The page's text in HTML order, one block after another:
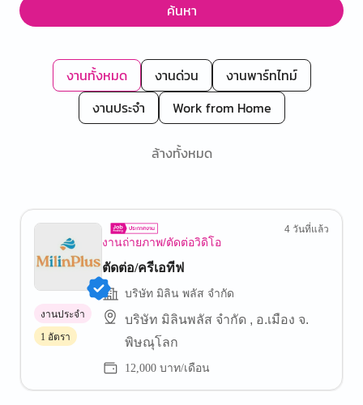
ค้นหา
งานทั้งหมด งานด่วน
งานพาร์ทไทม์
งานประจำ
Work from Home
ล้างทั้งหมด
งานถ่ายภาพ/ตัดต่อวิดิโอ
4 วันที่แล้ว
ตัดต่อ/ครีเอทีฟ
บริษัท มิลิน พลัส จำกัด
บริษัท มิลินพลัส จำกัด , อ.เมือง จ.
พิษณุโลก
12,000 บาท/เดือน
งานประจำ
1 อัตรา